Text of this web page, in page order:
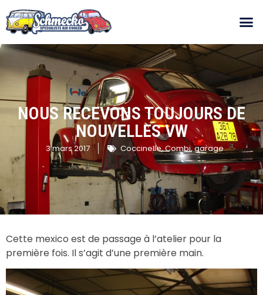
NOUS RECEVONS TOUJOURS DE
NOUVELLES VW
3 mars 2017 Coccinelle,Combi,garage
Cette mexico est de passage à l’atelier pour la
première fois. Il s’agit d’une première main.